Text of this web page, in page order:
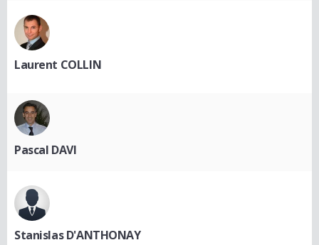
Laurent COLLIN
Pascal DAVI
Stanislas D'ANTHONAY